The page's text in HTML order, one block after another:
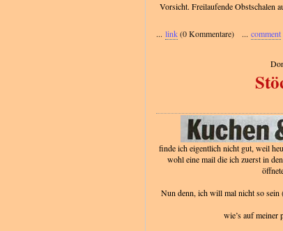
Vorsicht. Freilaufende Obstschalen
... link(0 Kommentare) ... comment
finde ich eigentlich nicht gut, weil
wohl eine mail die ich zuerst in
Nun denn, ich will mal nicht so sein
wie’s auf meiner